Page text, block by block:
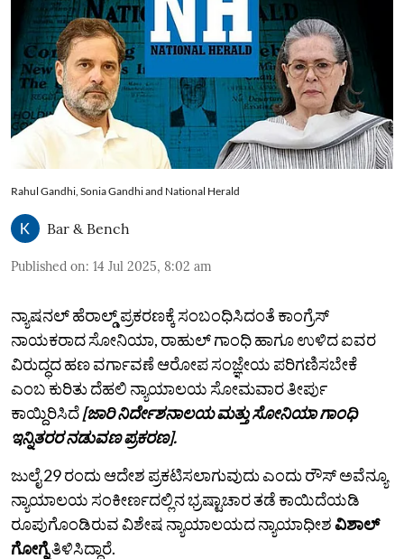
Rahul Gandhi, Sonia Gandhi and National Herald
Bar & Bench
Published on: 14 Jul 2025, 8:02 am
ನ್ಯಾಷನಲ್ ಹೆರಾಲ್ಡ್ ಪ್ರಕರಣಕ್ಕೆ ಸಂಬಂಧಿಸಿದಂತೆ ಕಾಂಗ್ರೆಸ್
ನಾಯಕರಾದ ಸೋನಿಯಾ, ರಾಹುಲ್ ಗಾಂಧಿ ಹಾಗೂ ಉಳಿದ ಐವರ
ವಿರುದ್ಧದ ಹಣ ವರ್ಗಾವಣೆ ಆರೋಪ ಸಂಜ್ಞೇಯ ಪರಿಗಣಿಸಬೇಕೆ
ಎಂಬ ಕುರಿತು ದೆಹಲಿ ನ್ಯಾಯಾಲಯ ಸೋಮವಾರ ತೀರ್ಪು
ಕಾಯ್ದಿರಿಸಿದೆ[ಜಾರಿ ನಿರ್ದೇಶನಾಲಯ ಮತ್ತು ಸೋನಿಯಾ ಗಾಂಧಿ
ಇನ್ನಿತರರ ನಡುವಣ ಪ್ರಕರಣ].
ಜುಲೈ 29 ರಂದು ಆದೇಶ ಪ್ರಕಟಿಸಲಾಗುವುದು ಎಂದು ರೌಸ್ ಅವೆನ್ಯೂ
ನ್ಯಾಯಾಲಯ ಸಂಕೀರ್ಣದಲ್ಲಿನ ಭ್ರಷ್ಟಾಚಾರ ತಡೆ ಕಾಯಿದೆಯಡಿ
ರೂಪುಗೊಂಡಿರುವ ವಿಶೇಷ ನ್ಯಾಯಾಲಯದ ನ್ಯಾಯಾಧೀಶವಿಶಾಲ್
ಗೋಗ್ನೆತಿಳಿಸಿದ್ದಾರೆ.